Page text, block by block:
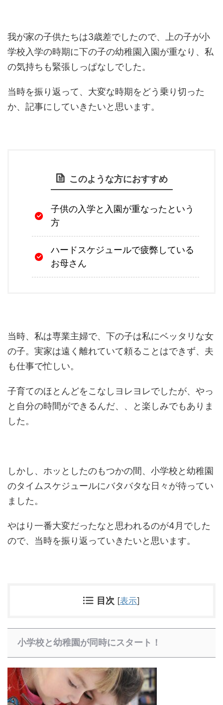
我が家の子供たちは3歳差でしたので、上の子が小
学校入学の時期に下の子の幼稚園入園が重なり、私
の気持ちも緊張しっぱなしでした。
当時を振り返って、大変な時期をどう乗り切った
か、記事にしていきたいと思います。
このような方におすすめ
子供の入学と入園が重なったという
方
ハードスケジュールで疲弊している
お母さん
当時、私は専業主婦で、下の子は私にベッタリな女
の子。実家は遠く離れていて頼ることはできず、夫
も仕事で忙しい。
子育てのほとんどをこなしヨレヨレでしたが、やっ
と自分の時間ができるんだ、、と楽しみでもありま
した。
しかし、ホッとしたのもつかの間、小学校と幼稚園
のタイムスケジュールにバタバタな日々が待ってい
ました。
やはり一番大変だったなと思われるのが4月でした
ので、当時を振り返っていきたいと思います。
目次 [表示]
小学校と幼稚園が同時にスタート！